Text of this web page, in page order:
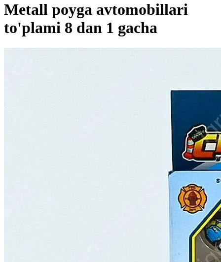
Metall poyga avtomobillari
to'plami 8 dan 1 gacha